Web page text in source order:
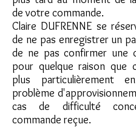
de votre commande.
Claire DUFRENNE se
de ne pas enregistrer un
de ne pas confirmer une
pour quelque raison que
plus particulièrement
problème
cas de difficulté
commande reçue.